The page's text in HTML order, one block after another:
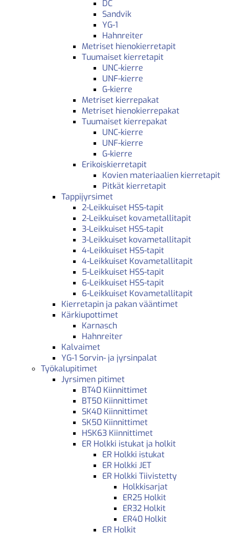
DC
Sandvik
YG-1
Hahnreiter
Metriset hienokierretapit
Tuumaiset kierretapit
UNC-kierre
UNF-kierre
G-kierre
Metriset kierrepakat
Metriset hienokierrepakat
Tuumaiset kierrepakat
UNC-kierre
UNF-kierre
G-kierre
Erikoiskierretapit
Kovien materiaalien kierretapit
Pitkät kierretapit
Tappijyrsimet
2-Leikkuiset HSS-tapit
2-Leikkuiset kovametallitapit
3-Leikkuiset HSS-tapit
3-Leikkuiset kovametallitapit
4-Leikkuiset HSS-tapit
4-Leikkuiset Kovametallitapit
5-Leikkuiset HSS-tapit
6-Leikkuiset HSS-tapit
6-Leikkuiset Kovametallitapit
Kierretapin ja pakan vääntimet
Kärkiupottimet
Karnasch
Hahnreiter
Kalvaimet
YG-1 Sorvin- ja jyrsinpalat
Työkalupitimet
Jyrsimen pitimet
BT40 Kiinnittimet
BT50 Kiinnittimet
SK40 Kiinnittimet
SK50 Kiinnittimet
HSK63 Kiinnittimet
ER Holkki istukat ja holkit
ER Holkki istukat
ER Holkki JET
ER Holkki Tiivistetty
Holkkisarjat
ER25 Holkit
ER32 Holkit
ER40 Holkit
ER Holkit